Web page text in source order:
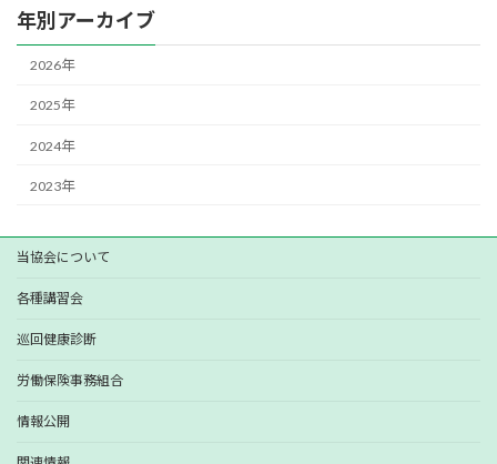
年別アーカイブ
2026年
2025年
2024年
2023年
当協会について
各種講習会
巡回健康診断
労働保険事務組合
情報公開